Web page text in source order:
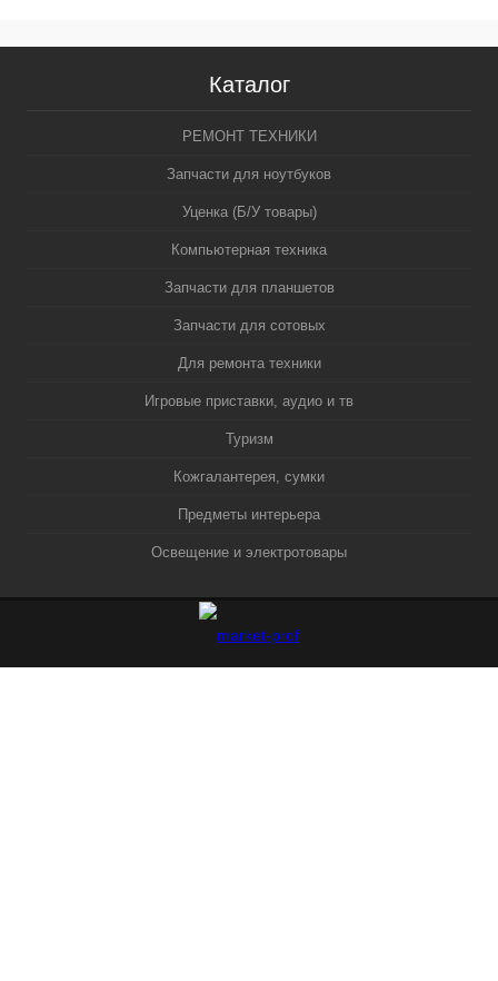
Каталог
РЕМОНТ ТЕХНИКИ
Запчасти для ноутбуков
Уценка (Б/У товары)
Компьютерная техника
Запчасти для планшетов
Запчасти для сотовых
Для ремонта техники
Игровые приставки, аудио и тв
Туризм
Кожгалантерея, сумки
Предметы интерьера
Освещение и электротовары